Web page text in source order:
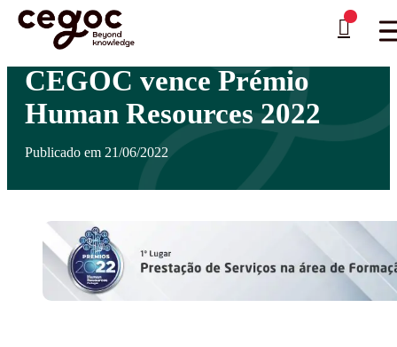
Skip to main content
Está aqui:Home >Notícias
CEGOC vence Prémio
Human Resources 2022
Publicado em 21/06/2022